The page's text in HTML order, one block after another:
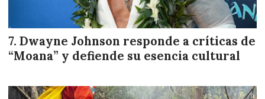
Dwayne Johnson responde a críticas de
“Moana” y defiende su esencia cultural